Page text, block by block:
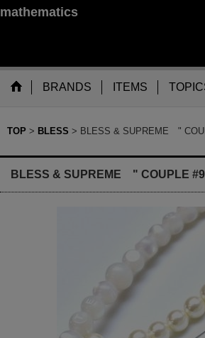
mathematics
BRANDS ITEMS
TOP > BLESS > BLESS & SUPREME "
BLESS & SUPREME " COUPLE